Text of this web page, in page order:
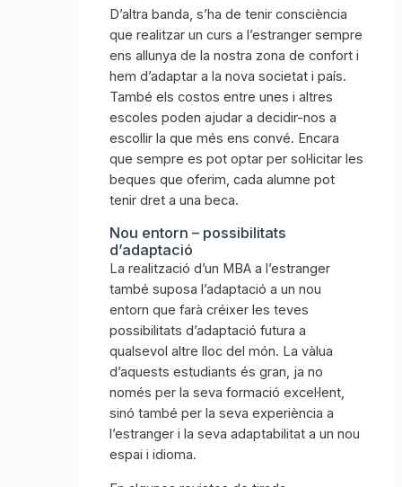
D’altra banda, s’ha de tenir consciència
que realitzar un curs a l’estranger sempre
ens allunya de la nostra zona de confort i
hem d’adaptar a la nova societat i país.
També els costos entre unes i altres
escoles poden ajudar a decidir-nos a
escollir la que més ens convé. Encara
que sempre es pot optar per sol·licitar les
beques que oferim, cada alumne pot
tenir dret a una beca.
Nou entorn – possibilitats
d’adaptació
La realització d’un MBA a l’estranger
també suposa l’adaptació a un nou
entorn que farà créixer les teves
possibilitats d’adaptació futura a
qualsevol altre lloc del món. La vàlua
d’aquests estudiants és gran, ja no
només per la seva formació excel·lent,
sinó també per la seva experiència a
l’estranger i la seva adaptabilitat a un nou
espai i idioma.